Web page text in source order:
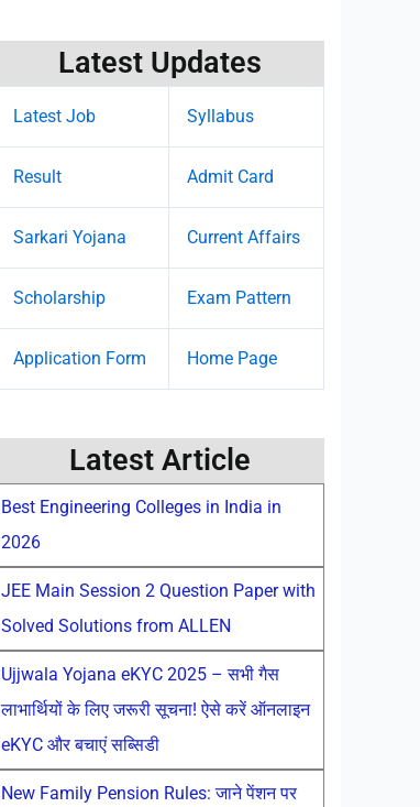
Latest Updates
Latest Job Syllabus
Result Admit Card
Sarkari Yojana Current Affairs
Scholarship Exam Pattern
Application Form Home Page
Latest Article
Best Engineering Colleges in India in
2026
JEE Main Session 2 Question Paper with
Solved Solutions from ALLEN
Ujjwala Yojana eKYC 2025 – सभी गैस
लाभार्थियों के लिए जरूरी सूचना! ऐसे करें ऑनलाइन
eKYC और बचाएं सब्सिडी
New Family Pension Rules: जाने पेंशन पर